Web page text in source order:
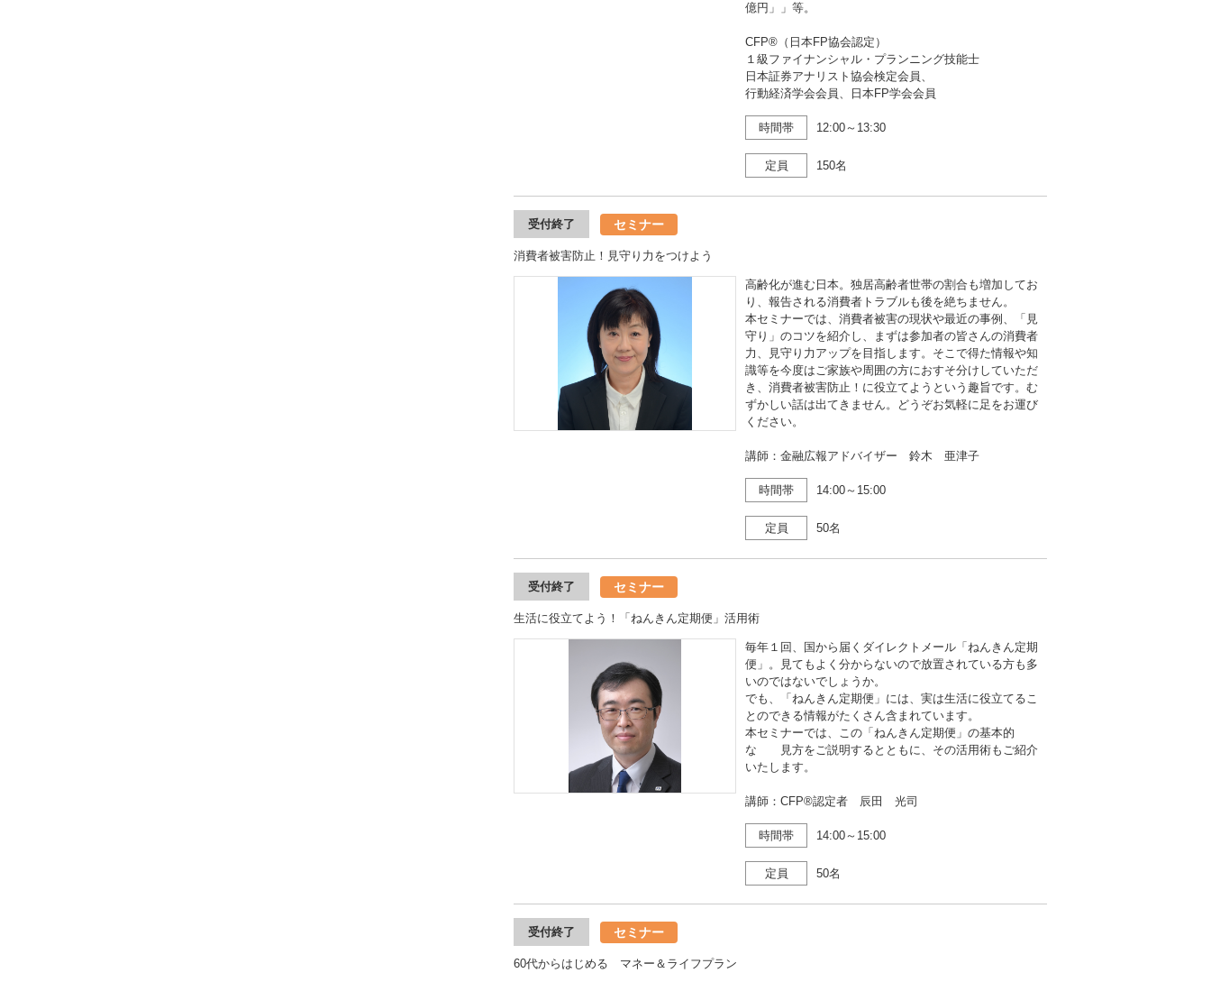
億円」」等。
CFP®（日本FP協会認定）
１級ファイナンシャル・プランニング技能士
日本証券アナリスト協会検定会員、
行動経済学会会員、日本FP学会会員
時間帯 12:00～13:30
定員 150名
受付終了 セミナー
消費者被害防止！見守り力をつけよう
高齢化が進む日本。独居高齢者世帯の割合も増加してお
り、報告される消費者トラブルも後を絶ちません。
本セミナーでは、消費者被害の現状や最近の事例、「見
守り」のコツを紹介し、まずは参加者の皆さんの消費者
力、見守り力アップを目指します。そこで得た情報や知
識等を今度はご家族や周囲の方におすそ分けしていただ
き、消費者被害防止！に役立てようという趣旨です。む
ずかしい話は出てきません。どうぞお気軽に足をお運び
ください。
講師：金融広報アドバイザー 鈴木 亜津子
時間帯 14:00～15:00
定員 50名
受付終了 セミナー
生活に役立てよう！「ねんきん定期便」活用術
毎年１回、国から届くダイレクトメール「ねんきん定期
便」。見てもよく分からないので放置されている方も多
いのではないでしょうか。
でも、「ねんきん定期便」には、実は生活に役立てるこ
とのできる情報がたくさん含まれています。
本セミナーでは、この「ねんきん定期便」の基本的
な 見方をご説明するとともに、その活用術もご紹介
いたします。
講師：CFP®認定者 辰田 光司
時間帯 14:00～15:00
定員 50名
受付終了 セミナー
60代からはじめる マネー＆ライフプラン